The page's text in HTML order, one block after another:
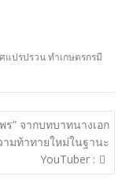
แปรปรวน ทำเกษตรกรมี
” จากบทบาทนางเอก
มท้าทายใหม่ในฐานะ
YouTuber :